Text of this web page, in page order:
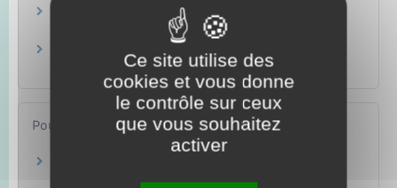
Contrat de professionnalisation : qui peut être
Comment saisir le médiateur de
l'apprentissage ?
Pour en savoir plus
Ce site utilise des
cookies et vous donne
le contrôle sur ceux
que vous souhaitez
activer